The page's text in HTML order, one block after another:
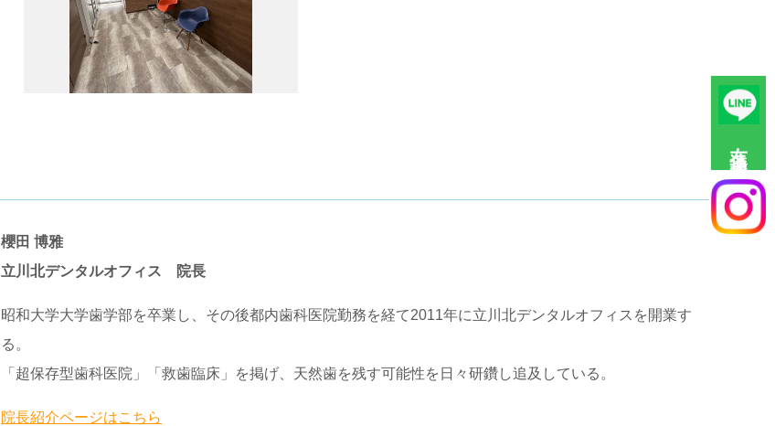
櫻田 博雅
立川北デンタルオフィス 院長
昭和大学大学歯学部を卒業し、その後都内歯科医院勤務を経て2011年に立川北デンタルオフィスを開業す
る。
「超保存型歯科医院」「救歯臨床」を掲げ、天然歯を残す可能性を日々研鑽し追及している。
院長紹介ページはこちら